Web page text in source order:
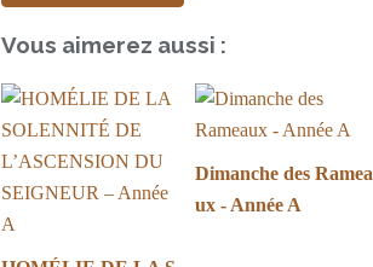
Vous aimerez aussi :
Dimanche des Ramea
ux - Année A